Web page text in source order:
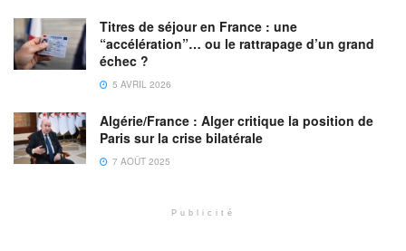
Titres de séjour en France : une
“accélération”… ou le rattrapage d’un grand
échec ?
5 AVRIL 2026
Algérie/France : Alger critique la position de
Paris sur la crise bilatérale
7 AOÛT 2025
Publicité